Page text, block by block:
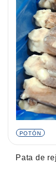
POTÓN
Pata de